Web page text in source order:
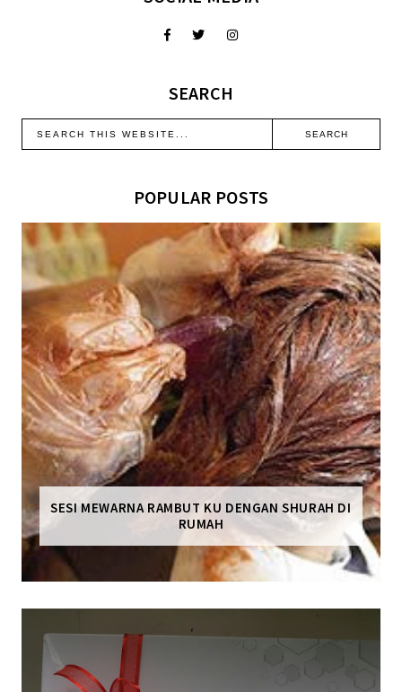
SEARCH
POPULAR POSTS
SESI MEWARNA RAMBUT KU DENGAN SHURAH DI
RUMAH